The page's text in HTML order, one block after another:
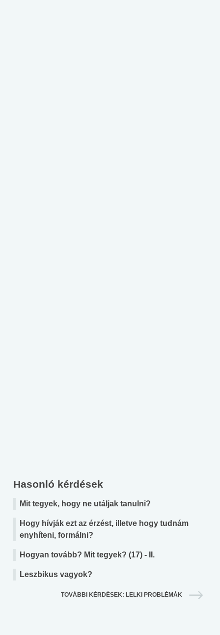
Hasonló kérdések
Mit tegyek, hogy ne utáljak tanulni?
Hogy hívják ezt az érzést, illetve hogy tudnám
enyhíteni, formálni?
Hogyan tovább? Mit tegyek? (17) - II.
Leszbikus vagyok?
TOVÁBBI KÉRDÉSEK: LELKI PROBLÉMÁK